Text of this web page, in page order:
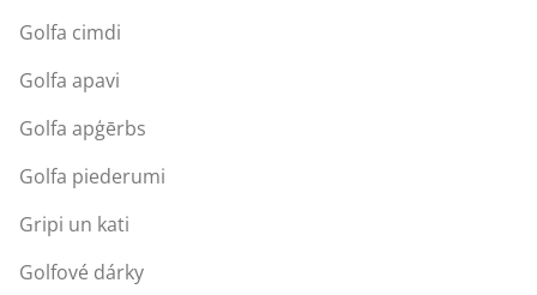
Golfa cimdi
Golfa apavi
Golfa apģērbs
Golfa piederumi
Gripi un kati
Golfové dárky